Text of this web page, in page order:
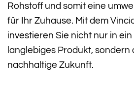
Rohstoff und somit eine
für Ihr Zuhause. Mit dem
investieren Sie nicht nur in
langlebiges Produkt, sondern
nachhaltige Zukunft.